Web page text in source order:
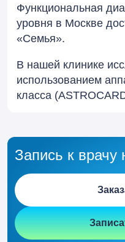
Функциональная
уровня в Москве
«Семья».
В нашей клинике
использованием
класса
Запись к врачу